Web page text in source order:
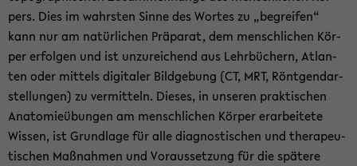
pers. Dies im wahrs­ten Sinne des Wor­tes zu „be­grei­fen“
kann nur am na­tür­li­chen Prä­pa­rat, dem mensch­li­chen Kör­
per er­fol­gen und ist un­zu­rei­chend aus Lehr­bü­chern, At­lan­
ten oder mit­tels di­gi­ta­ler Bild­ge­bung (CT, MRT, Rönt­gen­dar­
stel­lun­gen) zu ver­mit­teln. Die­ses, in un­se­ren prak­ti­schen
Ana­to­mie­übun­gen am mensch­li­chen Kör­per er­ar­bei­te­te
Wis­sen, ist Grund­la­ge für alle dia­gnos­ti­schen und the­ra­peu­
ti­schen Maß­nah­men und Vor­aus­set­zung für die spä­te­re